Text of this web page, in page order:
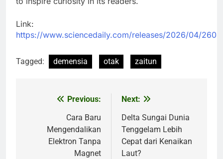
Link:
https://www.sciencedaily.com/releases/2026/04/
Tagged: demensia otak zaitun
navigation
Previous:
Cara Baru
Mengendalikan
Elektron Tanpa
Magnet
Next:
Delta Sungai Dunia
Tenggelam Lebih
Cepat dari Kenaikan
Laut?